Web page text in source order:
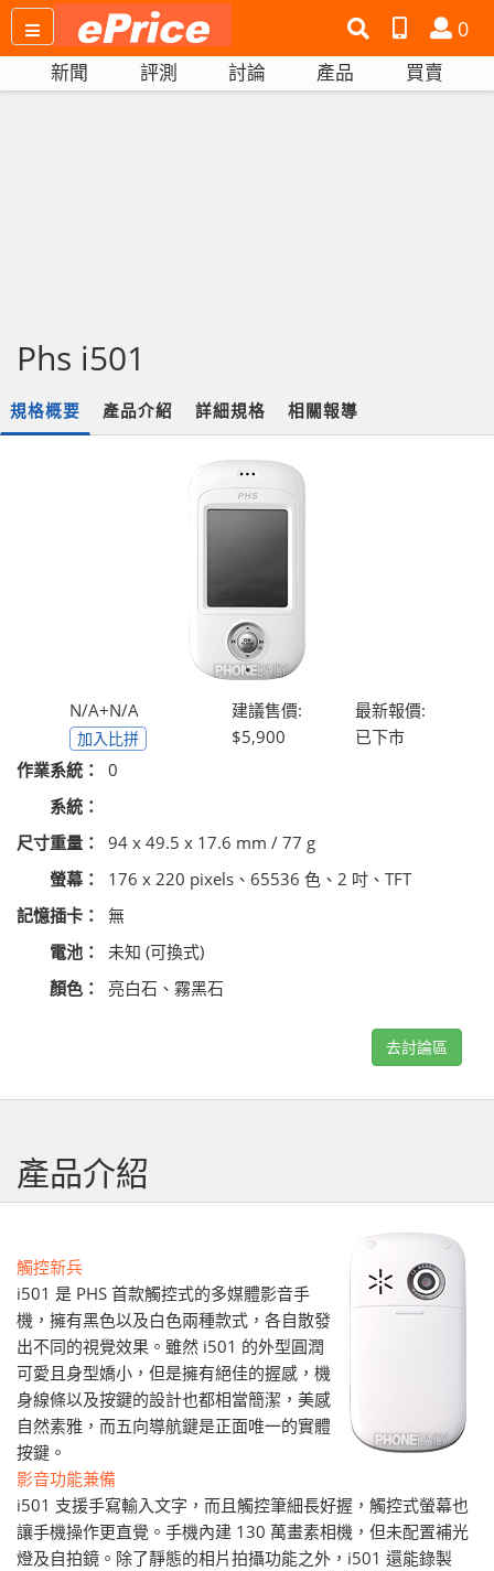
搜
尋
產
品
比
會
員
0
新聞 評測 討論 產品 買賣
Phs i501
規格概要 產品介紹 詳細規格 相關報導
N/A+N/A
加入比拼
建議售價:
$5,900
最新報價:
已下市
作業系統：
0
系統：
尺寸重量：
94 x 49.5 x 17.6 mm / 77 g
螢幕：
176 x 220 pixels、65536 色、2 吋、TFT
記憶插卡：
無
電池：
未知 (可換式)
顏色：
亮白石、霧黑石
去討論區
產品介紹
觸控新兵
i501 是 PHS 首款觸控式的多媒體影音手
機，擁有黑色以及白色兩種款式，各自散發
出不同的視覺效果。雖然 i501 的外型圓潤
可愛且身型嬌小，但是擁有絕佳的握感，機
身線條以及按鍵的設計也都相當簡潔，美感
自然素雅，而五向導航鍵是正面唯一的實體
按鍵。
影音功能兼備
i501 支援手寫輸入文字，而且觸控筆細長好握，觸控式螢幕也
讓手機操作更直覺。手機內建 130 萬畫素相機，但未配置補光
燈及自拍鏡。除了靜態的相片拍攝功能之外，i501 還能錄製